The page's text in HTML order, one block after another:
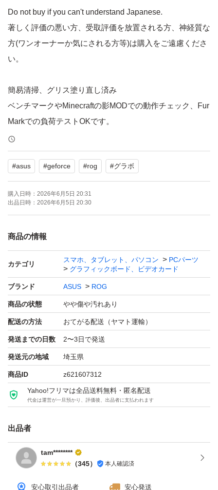
Do not buy if you can't understand Japanese.
著しく評価の悪い方、受取評価を放置される方、神経質な
方(ワンオーナーか気にされる方等)は購入をご遠慮くださ
い。
簡易清掃、グリス塗り直し済み
ベンチマークやMinecraftの影MODでの動作チェック、Fur
Markでの負荷テストOKです。
また全ポートから問題なく出力可能なことを確認していま
す。
到着時に万が一不具合があれば返品可能です。
ROG-STRIX-RTX2070S-A8G-GAMING
ブランド：ASUS ROG
シリーズ世代：GeForce RTX 2000
コアクロック：1830 MHz
メモリ容量：8 GB
メモリ規格：GDDR6
メモリバス：256 bit
メモリクロック：14 GHz
バスインターフェイス：PCI Express 3.0
出力端子：HDMI 2ポート DisplayPort 2ポート USB Type
ーC 1ポート
補助電源：8pin+8pin
冷却ファン：空冷（トリプルファン）
幅（長さ）：299.7 mm
#asus #geforce #rog #グラボ
購入日時： 2026年6月5日 20:31
出品日時： 2026年6月5日 20:30
商品の情報
カテゴリ
スマホ、タブレット、パソコン
PCパーツ
グラフィックボード、ビデオカード
ブランド ASUS ROG
商品の状態 やや傷や汚れあり
配送の方法 おてがる配送（ヤマト運輸）
発送までの日数 2〜3日で発送
発送元の地域 埼玉県
商品ID z621607312
Yahoo!フリマは全品送料無料・匿名配送
代金は運営が一旦預かり、評価後、出品者に支払われます
出品者
tam********
（345） 本人確認済
安心取引出品者
安心発送